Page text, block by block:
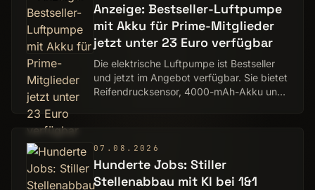
Anzeige: Bestseller-Luftpumpe
mit Akku für Prime-Mitglieder
jetzt unter 23 Euro verfügbar
Die elektrische Luftpumpe ist Bestseller
und jetzt im Angebot verfügbar. Sie bietet
Reifendrucksensor, 4000-mAh-Akku und
07.08.2026
Hunderte Jobs: Stiller
Stellenabbau mit KI bei 1&1